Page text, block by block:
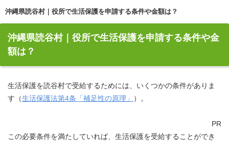
沖縄県読谷村｜役所で生活保護を申請する条件や金額は？
沖縄県読谷村｜役所で生活保護を申請する条件や金
額は？
生活保護を読谷村で受給するためには、いくつかの条件がありま
す（生活保護法第4条「補足性の原理」 ）。
PR
この必要条件を満たしていれば、生活保護を受給することができ